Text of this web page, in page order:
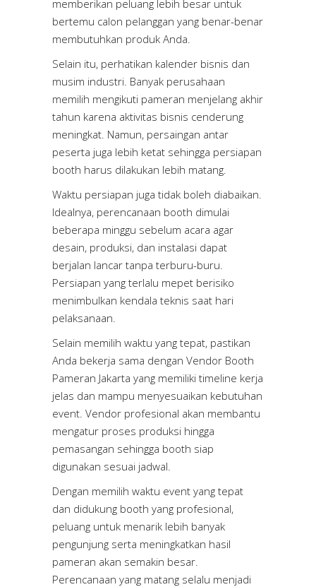
memberikan peluang lebih besar untuk
bertemu calon pelanggan yang benar-benar
membutuhkan produk Anda.
Selain itu, perhatikan kalender bisnis dan
musim industri. Banyak perusahaan
memilih mengikuti pameran menjelang akhir
tahun karena aktivitas bisnis cenderung
meningkat. Namun, persaingan antar
peserta juga lebih ketat sehingga persiapan
booth harus dilakukan lebih matang.
Waktu persiapan juga tidak boleh diabaikan.
Idealnya, perencanaan booth dimulai
beberapa minggu sebelum acara agar
desain, produksi, dan instalasi dapat
berjalan lancar tanpa terburu-buru.
Persiapan yang terlalu mepet berisiko
menimbulkan kendala teknis saat hari
pelaksanaan.
Selain memilih waktu yang tepat, pastikan
Anda bekerja sama dengan Vendor Booth
Pameran Jakarta yang memiliki timeline kerja
jelas dan mampu menyesuaikan kebutuhan
event. Vendor profesional akan membantu
mengatur proses produksi hingga
pemasangan sehingga booth siap
digunakan sesuai jadwal.
Dengan memilih waktu event yang tepat
dan didukung booth yang profesional,
peluang untuk menarik lebih banyak
pengunjung serta meningkatkan hasil
pameran akan semakin besar.
Perencanaan yang matang selalu menjadi